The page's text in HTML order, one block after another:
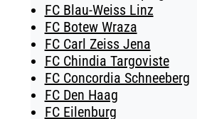
FC Blau-Weiss Linz
FC Botew Wraza
FC Carl Zeiss Jena
FC Chindia Targoviste
FC Concordia Schneeberg
FC Den Haag
FC Eilenburg